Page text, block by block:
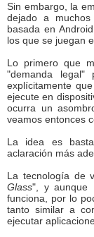
Sin embargo, la
dejado a muchos
basada en
los que se juegan
Lo primero que
"demanda
explícitamente
ejecute en
ocurra un
veamos entonces
La idea es
aclaración más
La tecnología de
Glass", y aunque
funciona, por lo
tanto similar a
ejecutar